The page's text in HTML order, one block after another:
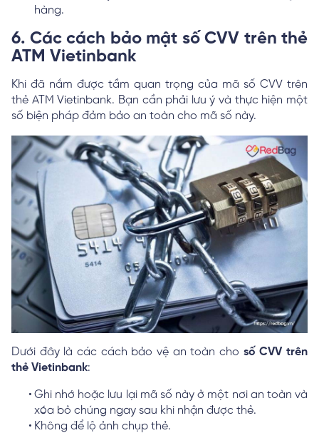
hàng.
6. Các cách bảo mật số CVV trên thẻ
ATM Vietinbank
Khi đã nắm được tầm quan trọng của mã số CVV trên
thẻ ATM Vietinbank. Bạn cần phải lưu ý và thực hiện một
số biện pháp đảm bảo an toàn cho mã số này.
Dưới đây là các cách bảo vệ an toàn cho số CVV trên
thẻ Vietinbank:
Ghi nhớ hoặc lưu lại mã số này ở một nơi an toàn và
xóa bỏ chúng ngay sau khi nhận được thẻ.
Không để lộ ảnh chụp thẻ.